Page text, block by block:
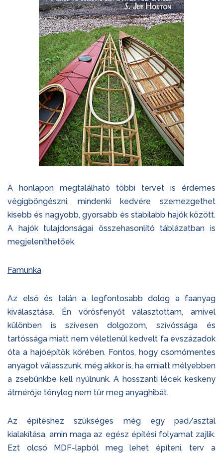
A honlapon megtalálható többi tervet is érdemes
végigböngészni, mindenki kedvére szemezgethet
kisebb és nagyobb, gyorsabb és stabilabb hajók között.
A hajók tulajdonságai összehasonlító táblázatban is
megjeleníthetőek.
Famunka
Az első és talán a legfontosabb dolog a faanyag
kiválasztása. Én vörösfenyőt választottam, amivel
különben is szívesen dolgozom, szívóssága és
tartóssága miatt nem véletlenül kedvelt fa évszázadok
óta a hajóépítők körében. Fontos, hogy csomómentes
anyagot válasszunk, még akkor is, ha emiatt mélyebben
a zsebünkbe kell nyúlnunk. A hosszanti lécek keskeny
átmérője tényleg nem tűr meg anyaghibát.
Az építéshez szükséges még egy pad/asztal
kialakítása, amin maga az egész építési folyamat zajlik.
Ezt olcsó MDF-lapból meg lehet építeni, terv a